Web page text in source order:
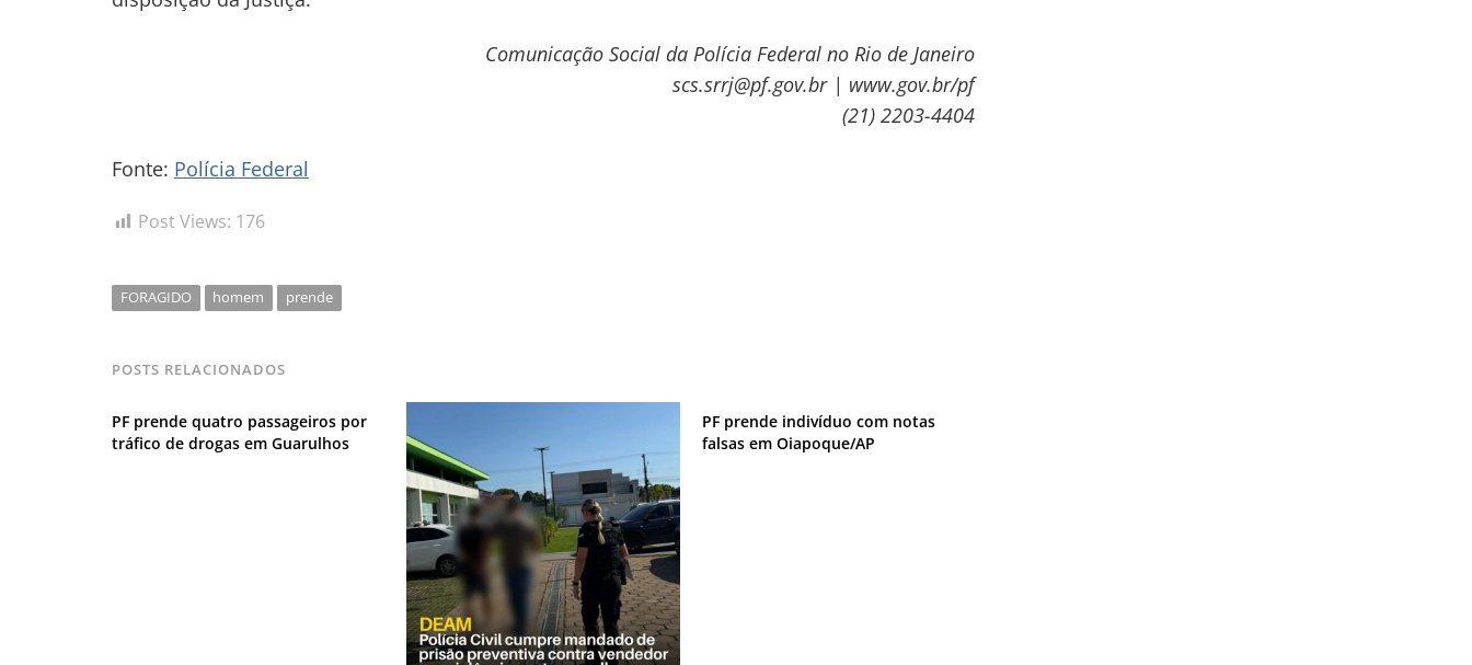
Comunicação Social da Polícia Federal no Rio de Janeiro
scs.srrj@pf.gov.br | www.gov.br/pf
(21) 2203-4404
Fonte: Polícia Federal
Post Views: 176
FORAGIDO homem prende
POSTS RELACIONADOS
PF prende quatro passageiros por
tráfico de drogas em Guarulhos
PF prende indivíduo com notas
falsas em Oiapoque/AP